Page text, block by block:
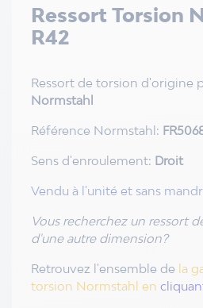
Ressort Torsion
R42
Ressort de torsion d'origine
Normstahl
Référence Normstahl:
Sens d'enroulement: Droit
Vendu à l'unité et sans
Vous recherchez un ressort
d'une autre dimension?
Retrouvez l'ensemble de la
torsion Normstahl en